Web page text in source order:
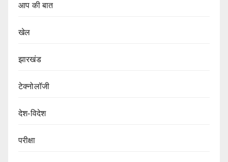
आप की बात
खेल
झारखंड
टेक्नोलॉजी
देश-विदेश
परीक्षा